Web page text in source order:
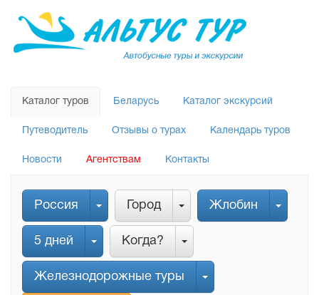
Каталог туров Беларусь Каталог экскурсий
Путеводитель Отзывы о турах Календарь туров
Новости Агентствам Контакты
Россия Город Жлобин
5 дней Когда?
Железнодорожные туры